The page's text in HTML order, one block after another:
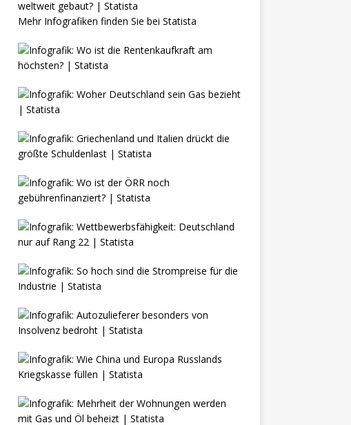
Mehr Infografiken finden Sie bei Statista